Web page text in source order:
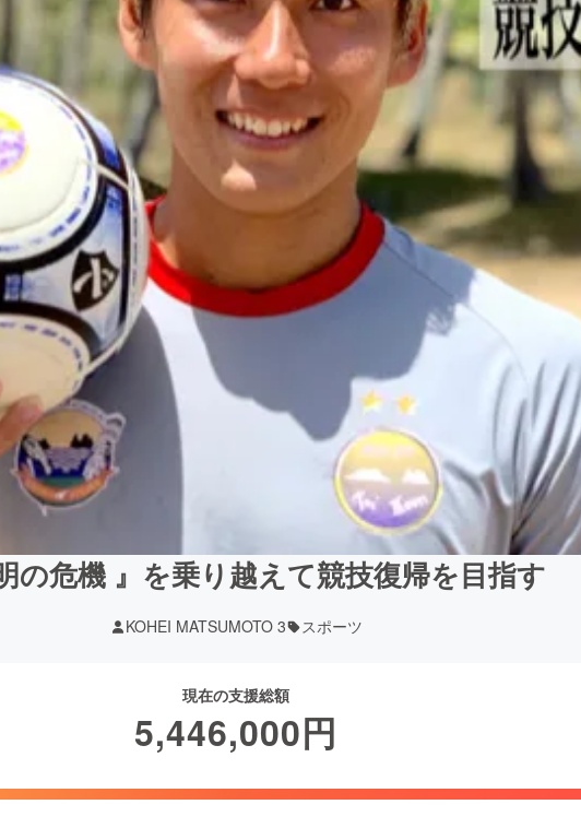
の危機 』を乗り越えて競技復帰を目指す
KOHEI MATSUMOTO 3 スポーツ
現在の支援総額
5,446,000円